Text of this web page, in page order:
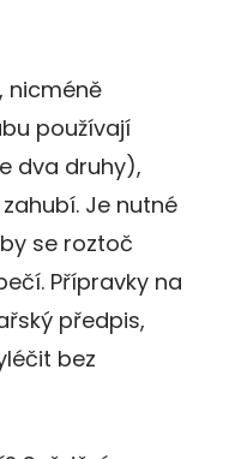
nicméně
používají
dva druhy),
Je nutné
se roztoč
Přípravky na
předpis,
bez